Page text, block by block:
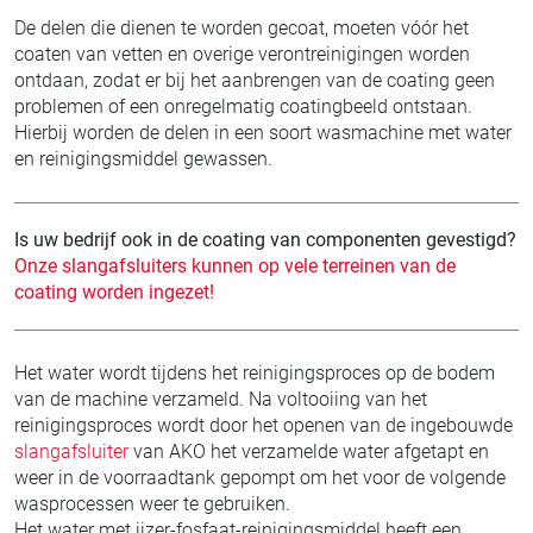
De delen die dienen te worden gecoat, moeten vóór het
coaten van vetten en overige verontreinigingen worden
ontdaan, zodat er bij het aanbrengen van de coating geen
problemen of een onregelmatig coatingbeeld ontstaan.
Hierbij worden de delen in een soort wasmachine met water
en reinigingsmiddel gewassen.
Is uw bedrijf ook in de coating van componenten gevestigd?
Onze slangafsluiters kunnen op vele terreinen van de
coating worden ingezet!
Het water wordt tijdens het reinigingsproces op de bodem
van de machine verzameld. Na voltooiing van het
reinigingsproces wordt door het openen van de ingebouwde
slangafsluitervan AKO het verzamelde water afgetapt en
weer in de voorraadtank gepompt om het voor de volgende
wasprocessen weer te gebruiken.